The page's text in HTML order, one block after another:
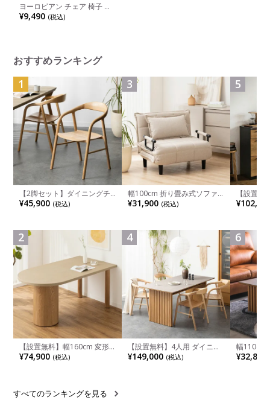
ヨーロピアン チェア 椅子 ヨ
ーロッパ風家具 ロートアイア
ンシリーズ
¥9,490 (税込)
おすすめランキング
1
【2脚セット】ダイニングチ
ェア 木製 LUGA 肘付き チェ
ア 天然木 リビング椅子 板座
ュラル ブラウン 完成品
¥45,900 (税込)
2
【設置無料】幅160cm 変形
半円 ダイニングテーブル モ
ルタル風 LENAS コンクリー
リア風 グレージュ
¥74,900 (税込)
3
幅100cm 折り畳み式ソファ
ベッド コンパクト リクライ
ニング カウチスタイル 省ス
¥31,900 (税込)
4
【設置無料】4人用 ダイニン
グテーブルセット 5点 LUGA
セラミックテーブル おしゃれ
¥149,000 (税込)
5
【設置
チンカウ
板 引き出
れ ウッデ
ル グレー
6
幅110cm
木目調 リ
付き 長方
¥32,800
すべてのランキングを見る